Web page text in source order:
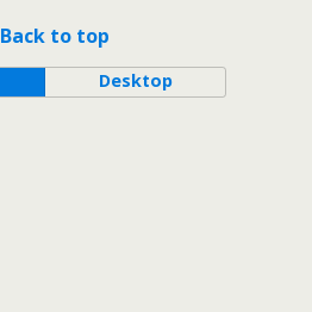
Back to top
Desktop